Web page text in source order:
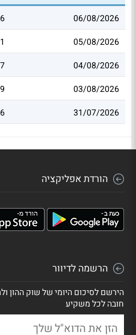
06/08/2026
05/08/2026
04/08/2026
03/08/2026
31/07/2026
הורדת אפליקציה
הרשמה לדיוור
הירשם לסיכום היומי של שוק ההון
חובה לכל משקיע